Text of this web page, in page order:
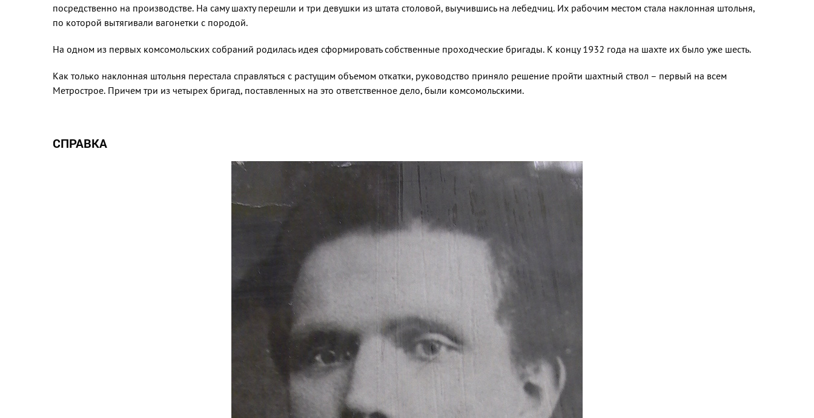
посредственно на производстве. На саму шахту перешли и три де­вушки из штата столовой, выу­чившись на лебедчиц. Их рабочим местом стала наклонная штоль­ня,
по которой вытягивали ваго­нетки с породой.
На одном из первых комсо­мольских собраний родилась идея сформировать собственные про­ходческие бригады. К концу 1932 года на шахте их было уже шесть.
Как только наклонная штоль­ня перестала справляться с ра­стущим объемом откатки, руко­водство приняло решение пройти шахтный ствол – первый на всем
Метрострое. Причем три из четы­рех бригад, поставленных на это ответственное дело, были комсо­мольскими.
СПРАВКА